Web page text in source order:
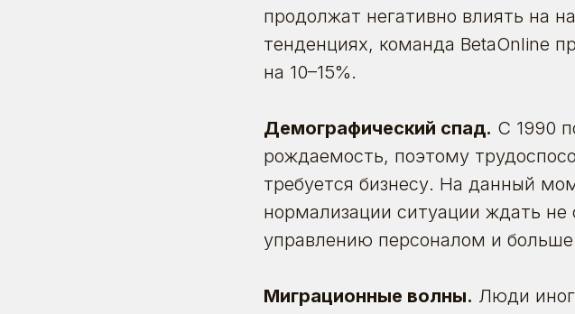
продолжат негативно влиять на
тенденциях, команда BetaOnline
на 10–15%.
Демографический спад. С 1990
рождаемость, поэтому
требуется бизнесу. На данный
нормализации ситуации ждать
управлению персоналом и больше
Миграционные волны. Люди